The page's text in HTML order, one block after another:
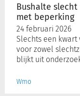
Bushalte
met beperking
24 februari 2026
Slechts een
voor zowel
blijkt uit
Wmo